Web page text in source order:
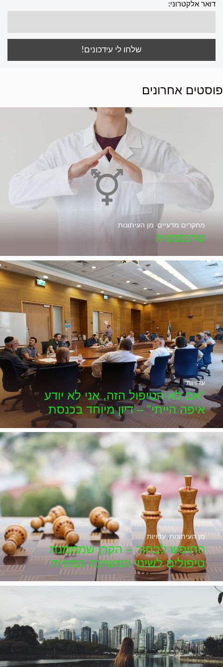
דואר אלקטרוני:
פוסטים אחרונים
טרנסמניה
מחקרים מדעיים, מן העיתונות
"אם לא הטיפול הזה, אני לא יודע
איפה הייתי" – דיון מיוחד בכנסת
עדויות
החופש לבחור – הקרן שמממנת
טיפולים לשינוי המשיכה המינית
מן העיתונות, עדויות